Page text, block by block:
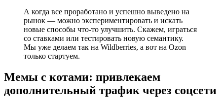
А когда все проработано и успешно выведено на
рынок — можно экспериментировать и искать
новые способы что-то улучшить. Скажем, играться
со ставками или тестировать новую семантику.
Мы уже делаем так на Wildberries, а вот на Ozon
только стартуем.
Мемы с котами: привлекаем
дополнительный трафик через соцсети